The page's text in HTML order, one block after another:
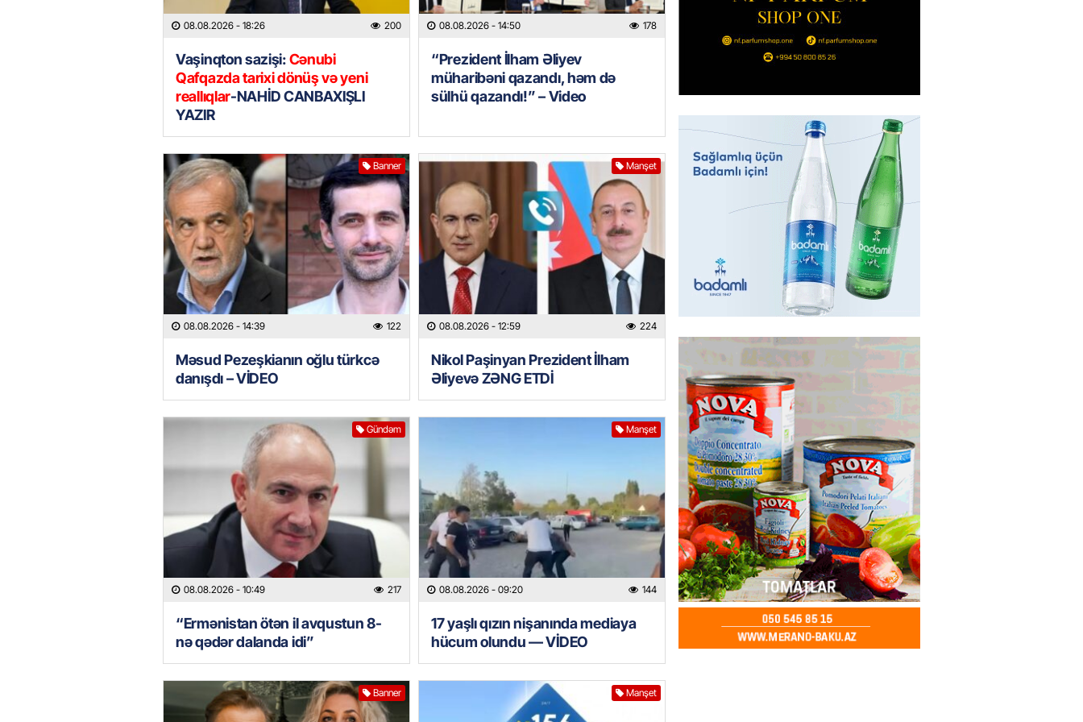
08.08.2026 - 18:26 200
Vaşinqton sazişi:Cənubi
Qafqazda tarixi dönüş və yeni
reallıqlar-NAHİD CANBAXIŞLI
YAZIR
08.08.2026 - 14:50 178
“Prezident İlham Əliyev
müharibəni qazandı, həm də
sülhü qazandı!” – Video
Banner
08.08.2026 - 14:39 122
Məsud Pezeşkianın oğlu türkcə
danışdı – VİDEO
Manşet
08.08.2026 - 12:59 224
Nikol Paşinyan Prezident İlham
Əliyevə ZƏNG ETDİ
Gündəm
08.08.2026 - 10:49 217
“Ermənistan ötən il avqustun 8-
nə qədər dalanda idi”
Manşet
08.08.2026 - 09:20 144
17 yaşlı qızın nişanında mediaya
hücum olundu — VİDEO
Banner Manşet
- 09:11
07.08.2026 458
MANŞET
AAYDA-nın tərəzi məntəqələrindən
şikayət -156 ya yaşıl, vətəndaşa qırmızı
194
GÜNDƏM
Hərbi xidmətə görə rüşvət alan vəzifəli
şəxslərin məhkəməsi BAŞLAYIR
199
DÜNYA
Ad günü şənliyində yaralanan rus
general öldü – VİDEO
07.08.2026- 17:30 312
ÖZƏL
95 yaşlı qadının milyonluq mirası ilə
bağlı qalmaqal: 546 min manatı 20
günə xərclədilər
07.08.2026- 17:15 318
BANNER
Çin qızıl həmləsinə start verib
- 17:00